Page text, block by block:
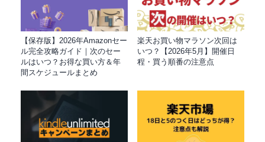
【保存版】2026年Amazonセー
ル完全攻略ガイド｜次のセー
ルはいつ？お得な買い方＆年
間スケジュールまとめ
楽天お買い物マラソン次回は
いつ？【2026年5月】開催日
程・買う順番の注意点